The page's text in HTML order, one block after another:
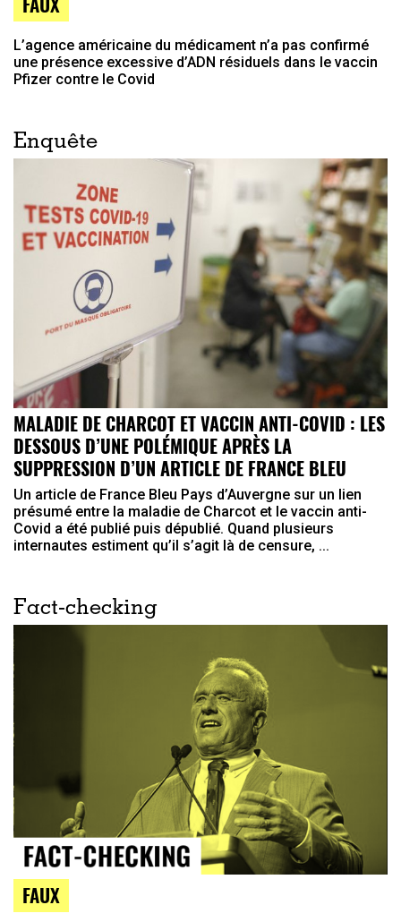
L’agence américaine du médicament n’a pas confirmé
une présence excessive d’ADN résiduels dans le vaccin
Pfizer contre le Covid
Enquête
MALADIE DE CHARCOT ET VACCIN ANTI-COVID : LES
DESSOUS D’UNE POLÉMIQUE APRÈS LA
SUPPRESSION D’UN ARTICLE DE FRANCE BLEU
Un article de France Bleu Pays d’Auvergne sur un lien
présumé entre la maladie de Charcot et le vaccin anti-
Covid a été publié puis dépublié. Quand plusieurs
internautes estiment qu’il s’agit là de censure, ...
Fact-checking
FAUX